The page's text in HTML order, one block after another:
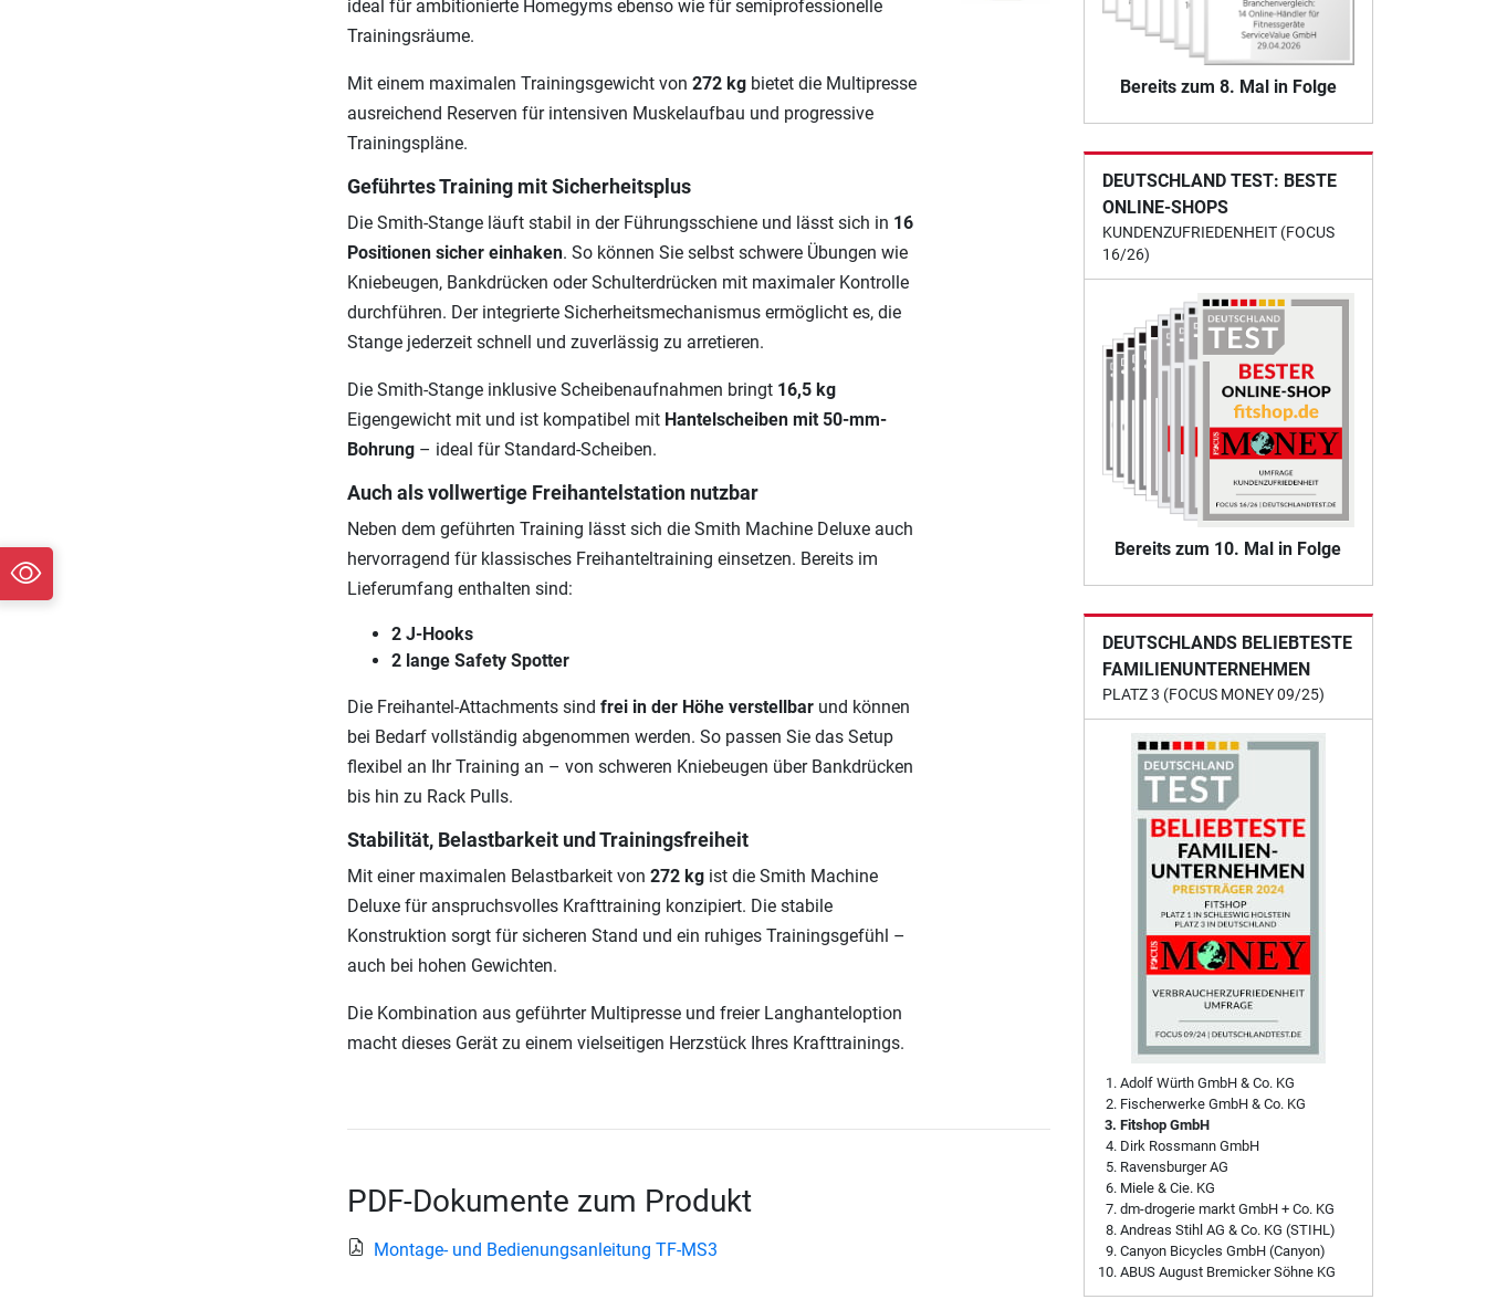
ideal für ambitionierte Homegyms ebenso wie für semiprofessionelle
Trainingsräume.
Mit einem maximalen Trainingsgewicht von 272 kgbietet die Multipresse
ausreichend Reserven für intensiven Muskelaufbau und progressive
Trainingspläne.
Geführtes Training mit Sicherheitsplus
Die Smith-Stange läuft stabil in der Führungsschiene und lässt sich in 16
Positionen sicher einhaken. So können Sie selbst schwere Übungen wie
Kniebeugen, Bankdrücken oder Schulterdrücken mit maximaler Kontrolle
durchführen. Der integrierte Sicherheitsmechanismus ermöglicht es, die
Stange jederzeit schnell und zuverlässig zu arretieren.
Die Smith-Stange inklusive Scheibenaufnahmen bringt 16,5 kg
Eigengewicht mit und ist kompatibel mit Hantelscheiben mit 50-mm-
Bohrung– ideal für Standard-Scheiben.
Auch als vollwertige Freihantelstation nutzbar
Neben dem geführten Training lässt sich die Smith Machine Deluxe auch
hervorragend für klassisches Freihanteltraining einsetzen. Bereits im
Lieferumfang enthalten sind:
2 J-Hooks
2 lange Safety Spotter
Die Freihantel-Attachments sind frei in der Höhe verstellbarund können
bei Bedarf vollständig abgenommen werden. So passen Sie das Setup
flexibel an Ihr Training an – von schweren Kniebeugen über Bankdrücken
bis hin zu Rack Pulls.
Stabilität, Belastbarkeit und Trainingsfreiheit
Mit einer maximalen Belastbarkeit von 272 kgist die Smith Machine
Deluxe für anspruchsvolles Krafttraining konzipiert. Die stabile
Konstruktion sorgt für sicheren Stand und ein ruhiges Trainingsgefühl –
auch bei hohen Gewichten.
Die Kombination aus geführter Multipresse und freier Langhanteloption
macht dieses Gerät zu einem vielseitigen Herzstück Ihres Krafttrainings.
PDF-Dokumente zum Produkt
Montage- und Bedienungsanleitung TF-MS3
Bereits zum 8. Mal in Folge
DEUTSCHLAND TEST: BESTE
ONLINE-SHOPS
KUNDENZUFRIEDENHEIT (FOCUS
16/26)
Bereits zum 10. Mal in Folge
DEUTSCHLANDS BELIEBTESTE
FAMILIENUNTERNEHMEN
PLATZ 3 (FOCUS MONEY 09/25)
Adolf Würth GmbH & Co. KG
Fischerwerke GmbH & Co. KG
Fitshop GmbH
Dirk Rossmann GmbH
Ravensburger AG
Miele & Cie. KG
dm-drogerie markt GmbH + Co. KG
Andreas Stihl AG & Co. KG (STIHL)
Canyon Bicycles GmbH (Canyon)
ABUS August Bremicker Söhne KG